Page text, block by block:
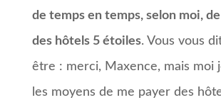
de temps en temps, selon moi,
des hôtels 5 étoiles. Vous vous
être : merci, Maxence, mais moi
les moyens de me payer des